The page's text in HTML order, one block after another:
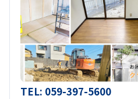
TEL: 059-397-5600